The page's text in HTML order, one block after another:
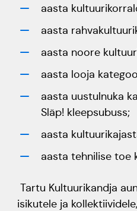
aasta
aasta
aasta noore
aasta looja
aasta uustulnuka
Släp! kleepsubuss;
aasta
aasta tehnilise toe
Tartu Kultuurikandja
isikutele ja